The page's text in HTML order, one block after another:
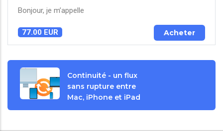
Bonjour, je m’appelle
77.00 EUR Acheter
Continuité - un flux
sans rupture entre
Mac, iPhone et iPad